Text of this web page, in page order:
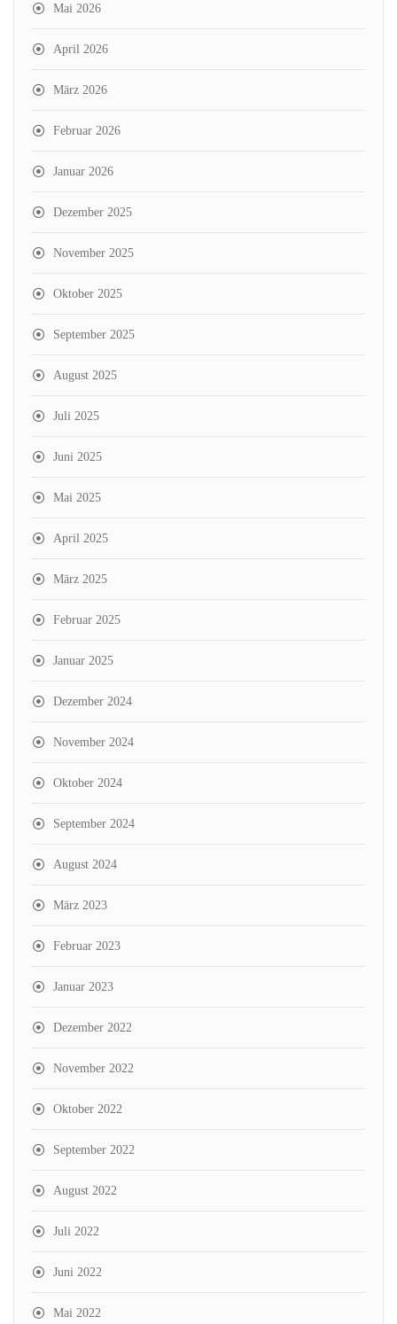
Mai 2026
April 2026
März 2026
Februar 2026
Januar 2026
Dezember 2025
November 2025
Oktober 2025
September 2025
August 2025
Juli 2025
Juni 2025
Mai 2025
April 2025
März 2025
Februar 2025
Januar 2025
Dezember 2024
November 2024
Oktober 2024
September 2024
August 2024
März 2023
Februar 2023
Januar 2023
Dezember 2022
November 2022
Oktober 2022
September 2022
August 2022
Juli 2022
Juni 2022
Mai 2022